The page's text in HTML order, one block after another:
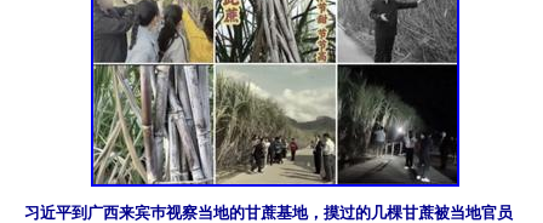
习近平到广西来宾巿视察当地的甘蔗基地，摸过的几棵甘蔗被当地官员